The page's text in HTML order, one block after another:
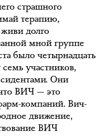
страшного
терапию,
долго
мной группе
было четырнадцать
участников,
Они
ВИЧ — это
компаний. Вич-
движение,
ВИЧ